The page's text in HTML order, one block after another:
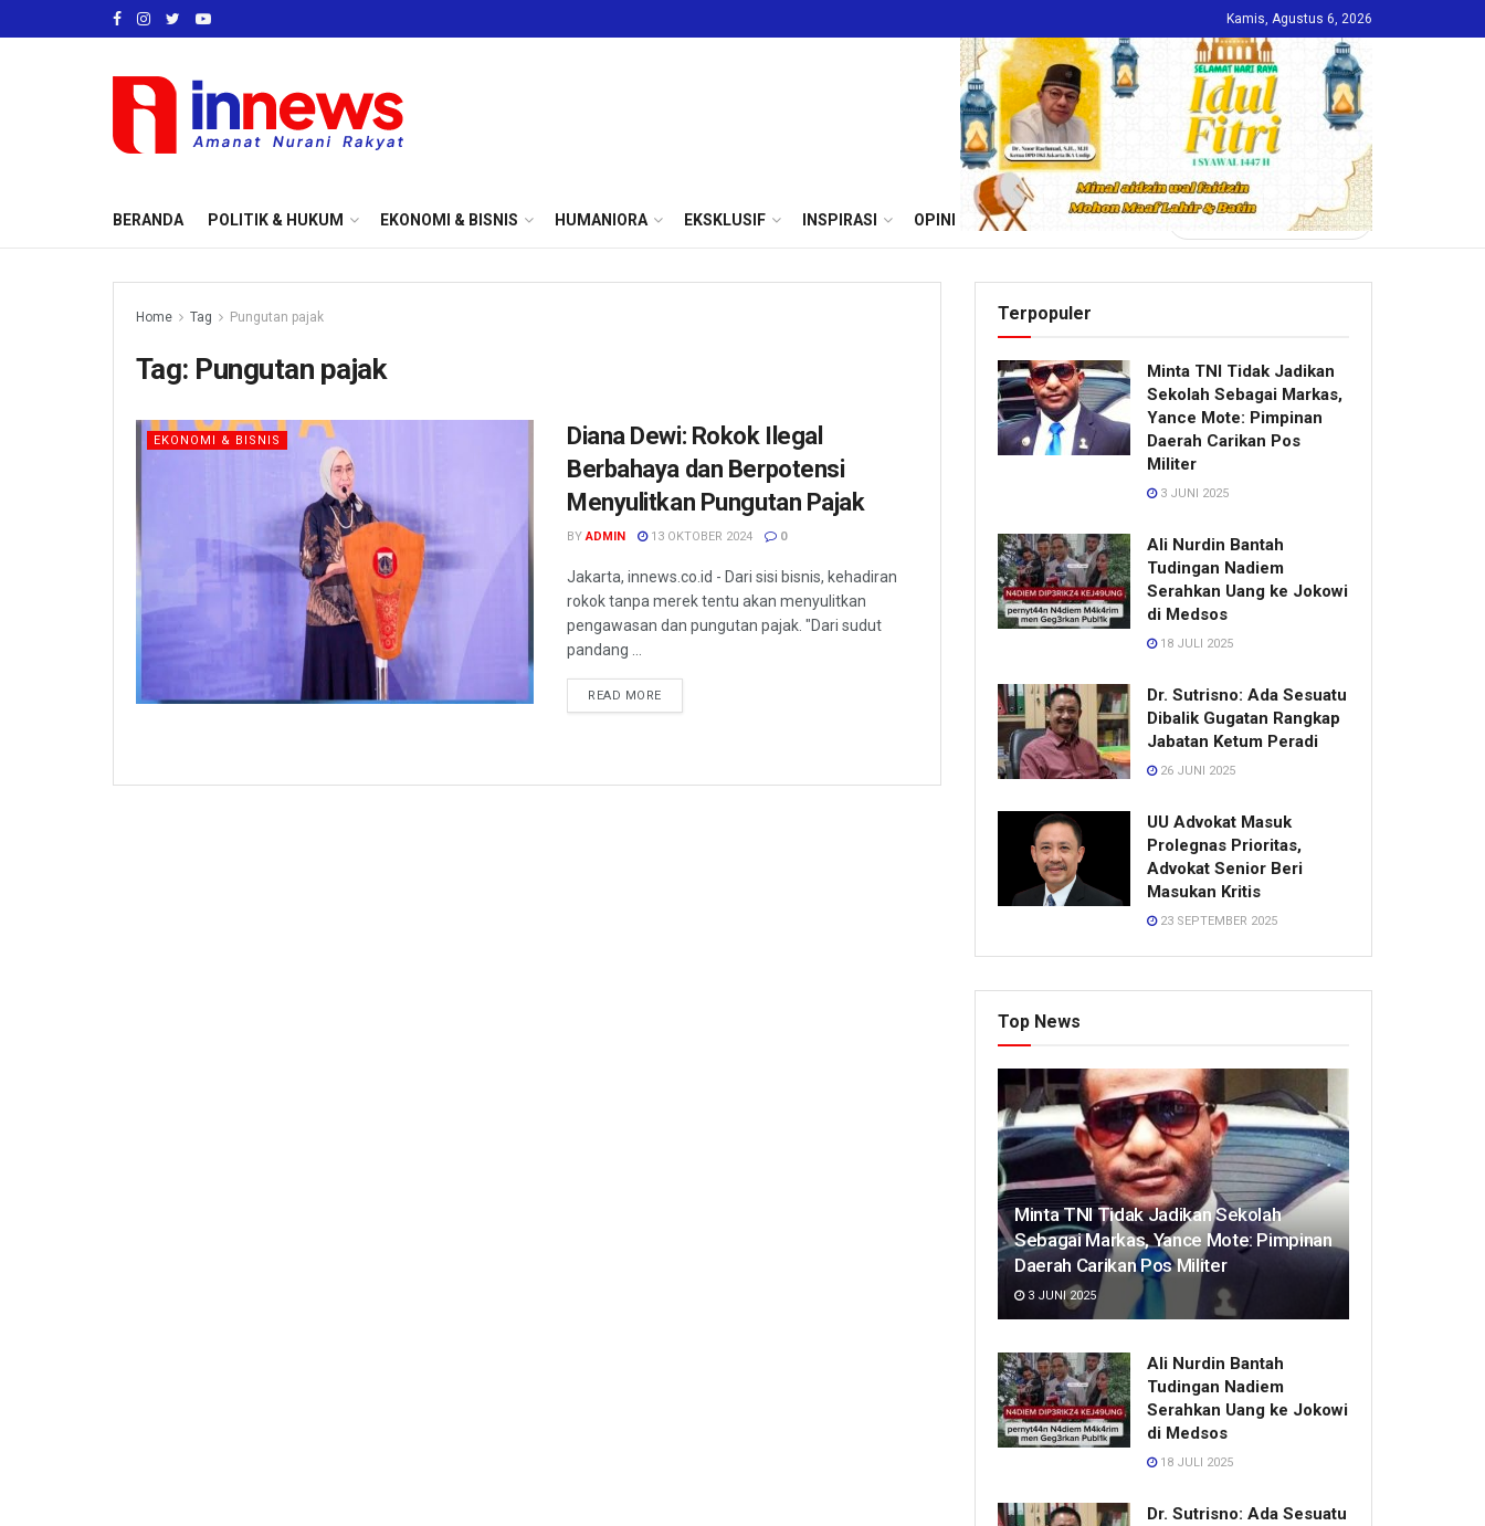
Kamis, Agustus 6, 2026
BERANDA POLITIK & HUKUM EKONOMI & BISNIS HUMANIORA EKSKLUSIF INSPIRASI OPINI INDEKS
Home Tag Pungutan pajak
Tag: Pungutan pajak
EKONOMI & BISNIS
Diana Dewi: Rokok Ilegal
Berbahaya dan Berpotensi
Menyulitkan Pungutan Pajak
BY ADMIN 13 OKTOBER 2024 0
Jakarta, innews.co.id - Dari sisi bisnis, kehadiran
rokok tanpa merek tentu akan menyulitkan
pengawasan dan pungutan pajak. "Dari sudut
pandang ...
READ MORE
Terpopuler
Minta TNI Tidak Jadikan
Sekolah Sebagai Markas,
Yance Mote: Pimpinan
Daerah Carikan Pos
Militer
3 JUNI 2025
Ali Nurdin Bantah
Tudingan Nadiem
Serahkan Uang ke Jokowi
di Medsos
18 JULI 2025
Dr. Sutrisno: Ada Sesuatu
Dibalik Gugatan Rangkap
Jabatan Ketum Peradi
26 JUNI 2025
UU Advokat Masuk
Prolegnas Prioritas,
Advokat Senior Beri
Masukan Kritis
23 SEPTEMBER 2025
Top News
Minta TNI Tidak Jadikan Sekolah
Sebagai Markas, Yance Mote: Pimpinan
Daerah Carikan Pos Militer
3 JUNI 2025
Ali Nurdin Bantah
Tudingan Nadiem
Serahkan Uang ke Jokowi
di Medsos
18 JULI 2025
Dr. Sutrisno: Ada Sesuatu